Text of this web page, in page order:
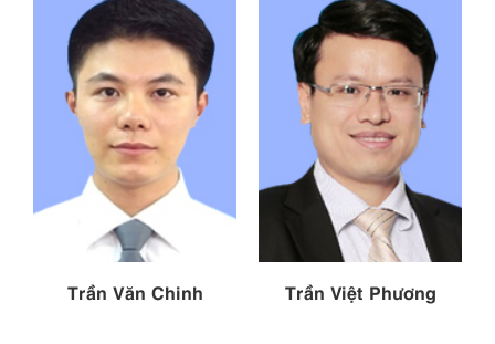
Trần Văn Chinh Trần Việt Phương